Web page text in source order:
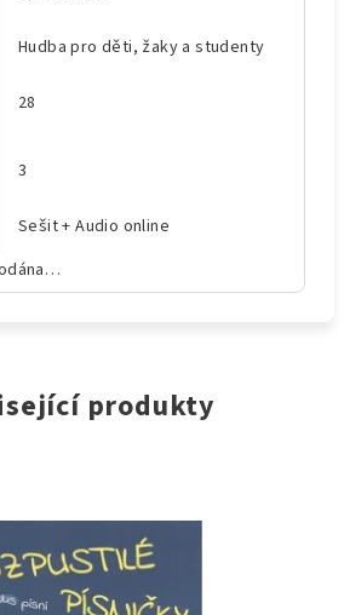
Hudba pro děti, žaky a studenty
28
3
Sešit + Audio online
produkty